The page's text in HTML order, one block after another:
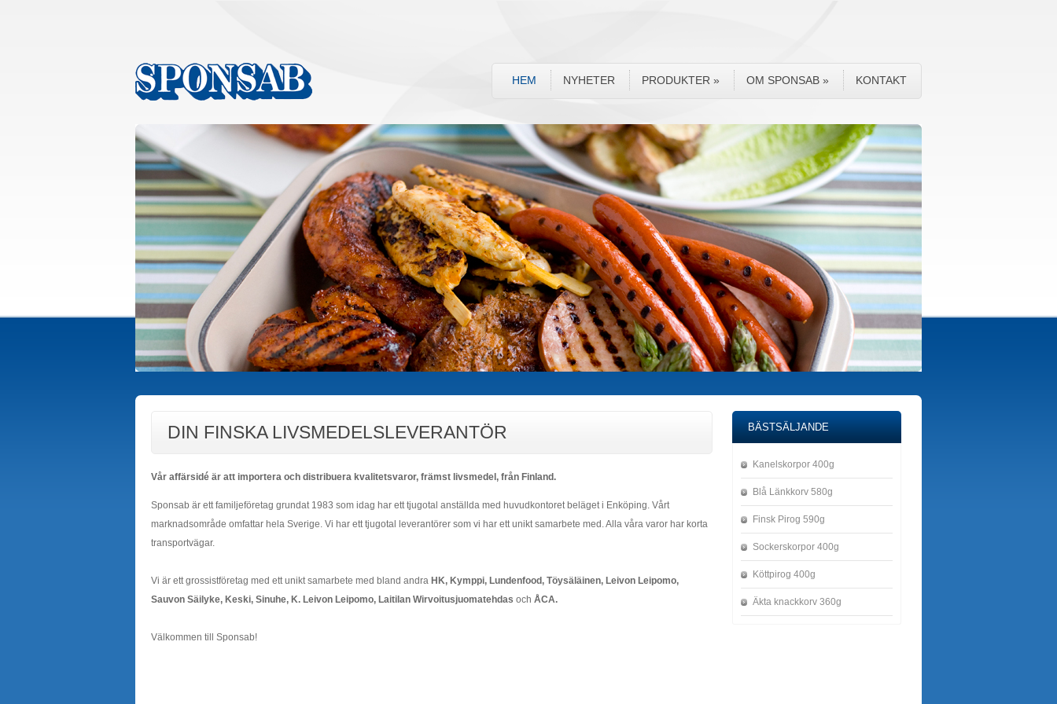
HEM NYHETER PRODUKTER » OM SPONSAB » KONTAKT
DIN FINSKA LIVSMEDELSLEVERANTÖR
Vår affärsidé är att importera och distribuera kvalitetsvaror, främst livsmedel, från Finland.
Sponsab är ett familjeföretag grundat 1983 som idag har ett tjugotal anställda med huvudkontoret beläget i Enköping. Vårt
marknadsområde omfattar hela Sverige. Vi har ett tjugotal leverantörer som vi har ett unikt samarbete med. Alla våra varor har korta
transportvägar.
Vi är ett grossistföretag med ett unikt samarbete med bland andra HK, Kymppi, Lundenfood, Töysäläinen, Leivon Leipomo,
Sauvon Säilyke, Keski, Sinuhe, K. Leivon Leipomo, Laitilan Wirvoitusjuomatehdas och ÅCA.
Välkommen till Sponsab!
BÄSTSÄLJANDE
Kanelskorpor 400g
Blå Länkkorv 580g
Finsk Pirog 590g
Sockerskorpor 400g
Köttpirog 400g
Äkta knackkorv 360g